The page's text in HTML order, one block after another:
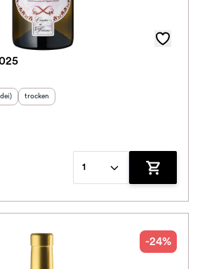
: Geschmack
trocken
1
Zum
-24%